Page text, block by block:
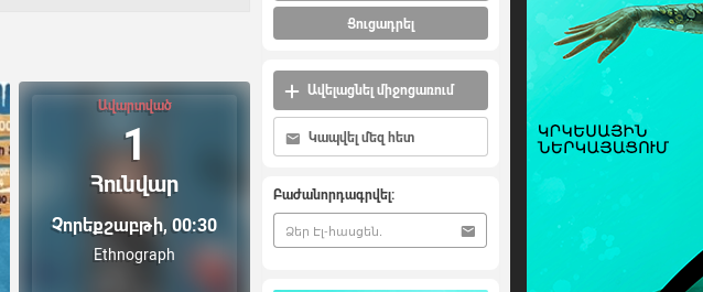
Ավարտված
1
Հունվար
Չորեքշաբթի, 00:30
Ethnograph
Ցուցադրել
Ավելացնել միջոցառում
Կապվել մեզ հետ
Բաժանորդագրվել: